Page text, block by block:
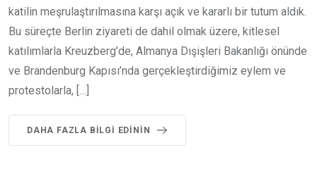
katilin meşrulaştırılmasına karşı açık ve kararlı bir tutum aldık.
Bu süreçte Berlin ziyareti de dahil olmak üzere, kitlesel
katılımlarla Kreuzberg’de, Almanya Dışişleri Bakanlığı önünde
ve Brandenburg Kapısı’nda gerçekleştirdiğimiz eylem ve
protestolarla, […]
DAHA FAZLA BILGI EDININ